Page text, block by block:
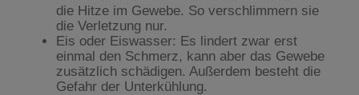
die Hitze im Gewebe. So verschlimmern sie
die Verletzung nur.
Eis oder Eiswasser: Es lindert zwar erst
einmal den Schmerz, kann aber das Gewebe
zusätzlich schädigen. Außerdem besteht die
Gefahr der Unterkühlung.